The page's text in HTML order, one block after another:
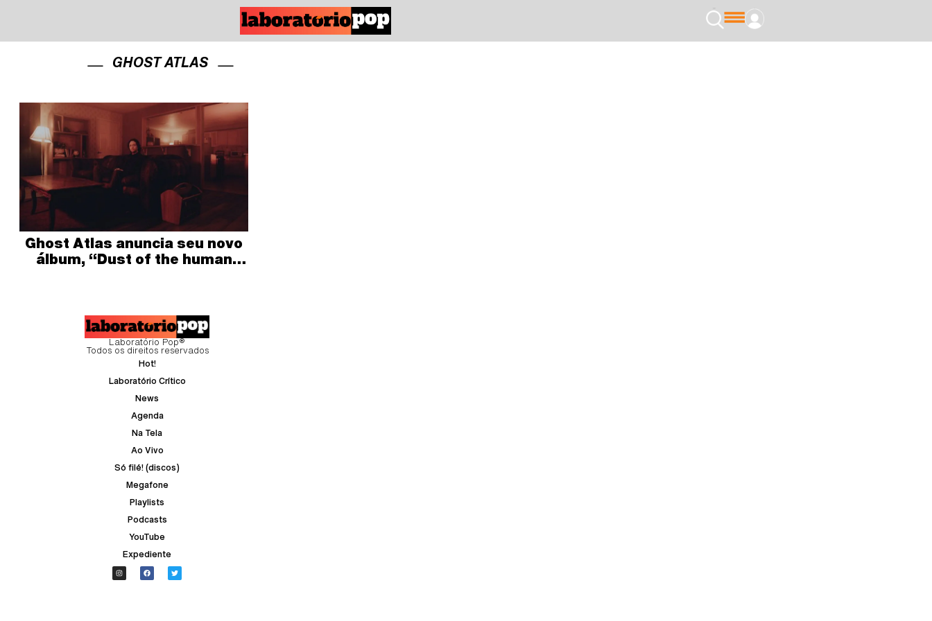
GHOST ATLAS
Ghost Atlas anuncia seu novo
álbum, “Dust of the human
Laboratório Pop®
Todos os direitos reservados
Hot!
Laboratório Crítico
News
Agenda
Na Tela
Ao Vivo
Só filé! (discos)
Megafone
Playlists
Podcasts
YouTube
Expediente